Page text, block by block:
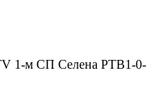
TV 1-м СП Селена РТВ1-0-